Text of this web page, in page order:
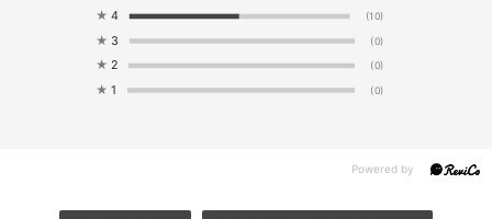
★ 4 (10)
★ 3 (0)
★ 2 (0)
★ 1 (0)